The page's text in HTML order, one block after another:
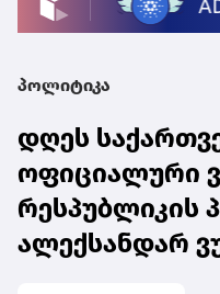
პოლიტიკა
დღეს
ოფიციალური
რესპუბლიკის
ალექსანდარ